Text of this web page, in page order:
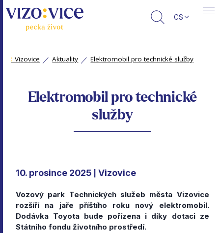
CS
: Vizovice Aktuality Elektromobil pro technické služby
Elektromobil pro technické
služby
10. prosince 2025 Vizovice
Vozový park Technických služeb města Vizovice
rozšíří na jaře příštího roku nový elektromobil.
Dodávka Toyota bude pořízena i díky dotaci ze
Státního fondu životního prostředí.